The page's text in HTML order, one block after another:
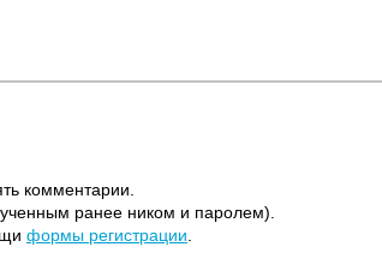
комментарии.
ранее ником и паролем).
формы регистрации